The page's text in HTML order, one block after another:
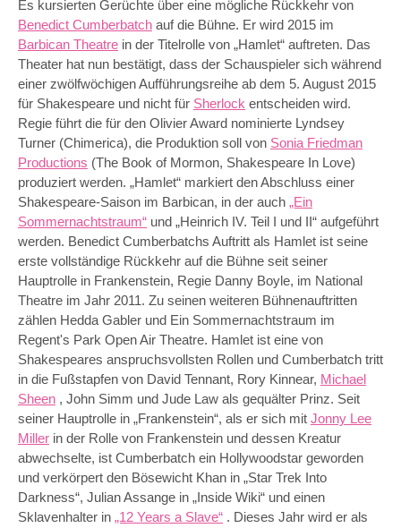
Es kursierten Gerüchte über eine mögliche Rückkehr von
Benedict Cumberbatch auf die Bühne. Er wird 2015 im
Barbican Theatre in der Titelrolle von „Hamlet“ auftreten. Das
Theater hat nun bestätigt, dass der Schauspieler sich während
einer zwölfwöchigen Aufführungsreihe ab dem 5. August 2015
für Shakespeare und nicht für Sherlock entscheiden wird.
Regie führt die für den Olivier Award nominierte Lyndsey
Turner (Chimerica), die Produktion soll von Sonia Friedman
Productions (The Book of Mormon, Shakespeare In Love)
produziert werden. „Hamlet“ markiert den Abschluss einer
Shakespeare-Saison im Barbican, in der auch „Ein
Sommernachtstraum“ und „Heinrich IV. Teil I und II“ aufgeführt
werden. Benedict Cumberbatchs Auftritt als Hamlet ist seine
erste vollständige Rückkehr auf die Bühne seit seiner
Hauptrolle in Frankenstein, Regie Danny Boyle, im National
Theatre im Jahr 2011. Zu seinen weiteren Bühnenauftritten
zählen Hedda Gabler und Ein Sommernachtstraum im
Regent's Park Open Air Theatre. Hamlet ist eine von
Shakespeares anspruchsvollsten Rollen und Cumberbatch tritt
in die Fußstapfen von David Tennant, Rory Kinnear, Michael
Sheen , John Simm und Jude Law als gequälter Prinz. Seit
seiner Hauptrolle in „Frankenstein“, als er sich mit Jonny Lee
Miller in der Rolle von Frankenstein und dessen Kreatur
abwechselte, ist Cumberbatch ein Hollywoodstar geworden
und verkörpert den Bösewicht Khan in „Star Trek Into
Darkness“, Julian Assange in „Inside Wiki“ und einen
Sklavenhalter in „12 Years a Slave“ . Dieses Jahr wird er als